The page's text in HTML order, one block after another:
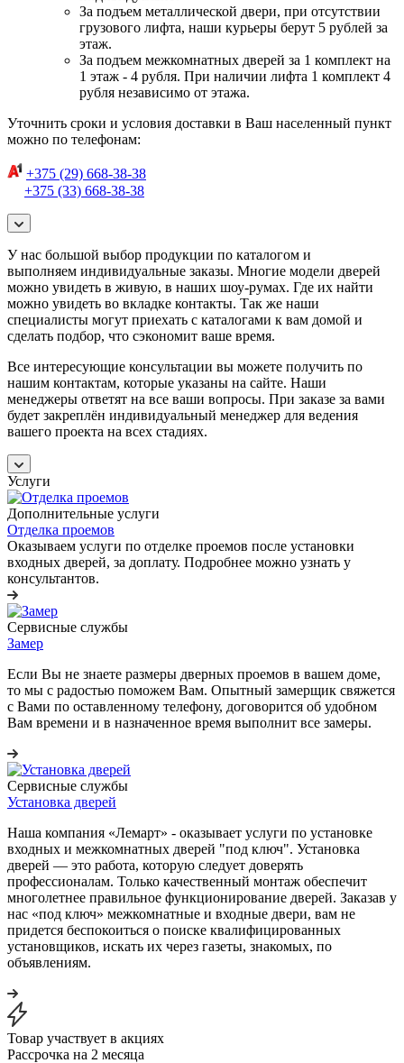
За подъем металлической двери, при отсутствии
грузового лифта, наши курьеры берут 5 рублей за
этаж.
За подъем межкомнатных дверей за 1 комплект на
1 этаж - 4 рубля. При наличии лифта 1 комплект 4
рубля независимо от этажа.
Уточнить сроки и условия доставки в Ваш населенный пункт
можно по телефонам:
+375 (29) 668-38-38
+375 (33) 668-38-38
У нас большой выбор продукции по каталогом и
выполняем индивидуальные заказы. Многие модели дверей
можно увидеть в живую, в наших шоу-румах. Где их найти
можно увидеть во вкладке контакты. Так же наши
специалисты могут приехать с каталогами к вам домой и
сделать подбор, что сэкономит ваше время.
Все интересующие консультации вы можете получить по
нашим контактам, которые указаны на сайте. Наши
менеджеры ответят на все ваши вопросы. При заказе за вами
будет закреплён индивидуальный менеджер для ведения
вашего проекта на всех стадиях.
Услуги
Дополнительные услуги
Отделка проемов
Оказываем услуги по отделке проемов после установки
входных дверей, за доплату. Подробнее можно узнать у
консультантов.
Сервисные службы
Замер
Если Вы не знаете размеры дверных проемов в вашем доме,
то мы с радостью поможем Вам. Опытный замерщик свяжется
с Вами по оставленному телефону, договорится об удобном
Вам времени и в назначенное время выполнит все замеры.
Сервисные службы
Установка дверей
Наша компания «Лемарт» - оказывает услуги по установке
входных и межкомнатных дверей "под ключ". Установка
дверей — это работа, которую следует доверять
профессионалам. Только качественный монтаж обеспечит
многолетнее правильное функционирование дверей. Заказав у
нас «под ключ» межкомнатные и входные двери, вам не
придется беспокоиться о поиске квалифицированных
установщиков, искать их через газеты, знакомых, по
объявлениям.
Товар участвует в акциях
Рассрочка на 2 месяца